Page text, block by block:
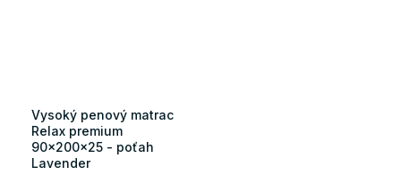
Vysoký penový matrac
Relax premium
90x200x25 - poťah
Lavender